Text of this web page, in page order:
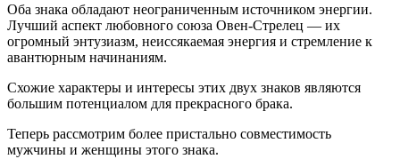
Оба знака обладают неограниченным источником энергии.
Лучший аспект любовного союза Овен-Стрелец — их
огромный энтузиазм, неиссякаемая энергия и стремление к
авантюрным начинаниям.
Схожие характеры и интересы этих двух знаков являются
большим потенциалом для прекрасного брака.
Теперь рассмотрим более пристально совместимость
мужчины и женщины этого знака.